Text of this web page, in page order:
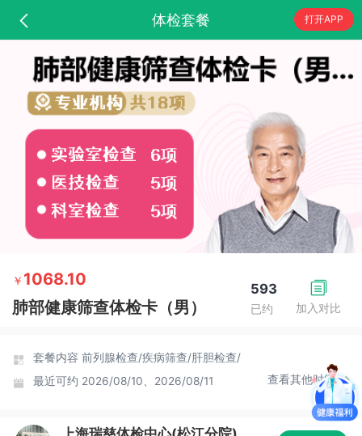
体检套餐 打开APP
加入对比
593
已约
￥ 1068.10
肺部健康筛查体检卡（男）
套餐内容 前列腺检查/疾病筛查/肝胆检查/
最近可约 2026/08/10、2026/08/11 查看其他时间